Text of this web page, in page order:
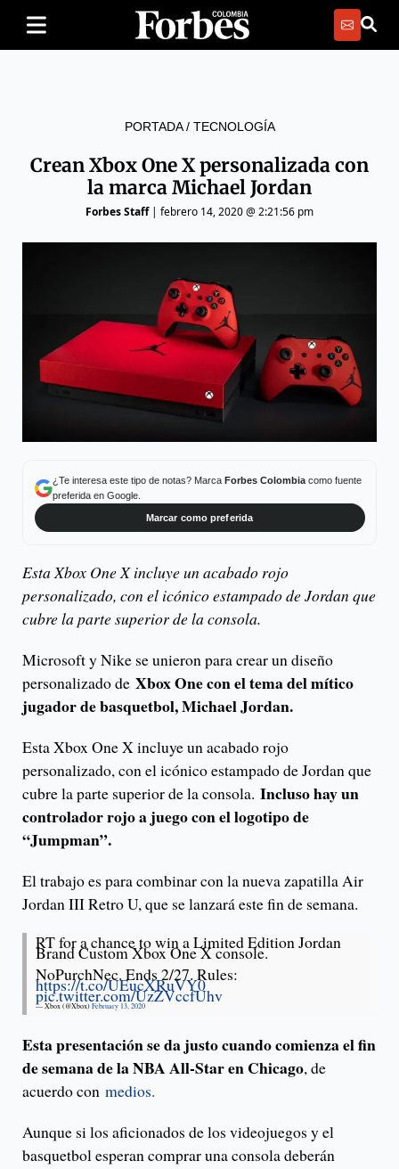
PORTADA/ TECNOLOGÍA
Crean Xbox One X personalizada con
la marca Michael Jordan
Forbes Staff| febrero 14, 2020 @ 2:21:56 pm
¿Te interesa este tipo de notas? Marca Forbes Colombiacomo fuente
preferida en Google.
Marcar como preferida
Esta Xbox One X incluye un acabado rojo
personalizado, con el icónico estampado de Jordan que
cubre la parte superior de la consola.
Microsoft y Nike se unieron para crear un diseño
personalizado de Xbox One con el tema del mítico
jugador de basquetbol, Michael Jordan.
Esta Xbox One X incluye un acabado rojo
personalizado, con el icónico estampado de Jordan que
cubre la parte superior de la consola. Incluso hay un
controlador rojo a juego con el logotipo de
“Jumpman”.
El trabajo es para combinar con la nueva zapatilla Air
Jordan III Retro U, que se lanzará este fin de semana.
RT for a chance to win a Limited Edition Jordan
Brand Custom Xbox One X console.
NoPurchNec. Ends 2/27. Rules:
https://t.co/UEucXRuVY0
pic.twitter.com/UzZVccfUhv
— Xbox (@Xbox) February 13, 2020
Esta presentación se da justo cuando comienza el fin
de semana de la NBA All-Star en Chicago, de
acuerdo con medios.
Aunque si los aficionados de los videojuegos y el
basquetbol esperan comprar una consola deberán